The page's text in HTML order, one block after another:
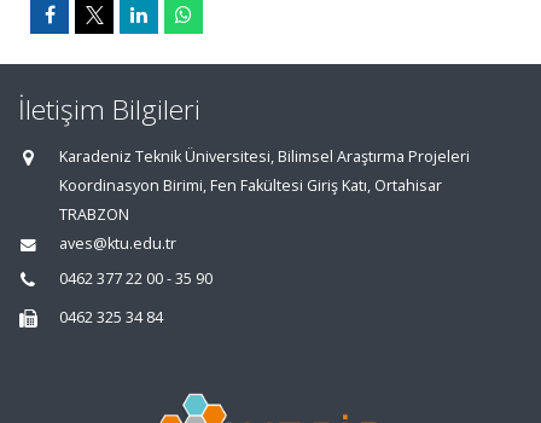
İletişim Bilgileri
Karadeniz Teknik Üniversitesi, Bilimsel Araştırma Projeleri
Koordinasyon Birimi, Fen Fakültesi Giriş Katı, Ortahisar
TRABZON
aves@ktu.edu.tr
0462 377 22 00 - 35 90
0462 325 34 84